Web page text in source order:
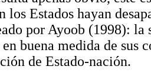
los Estados hayan
por Ayoob (1998): la
en buena medida de sus
de Estado-nación.